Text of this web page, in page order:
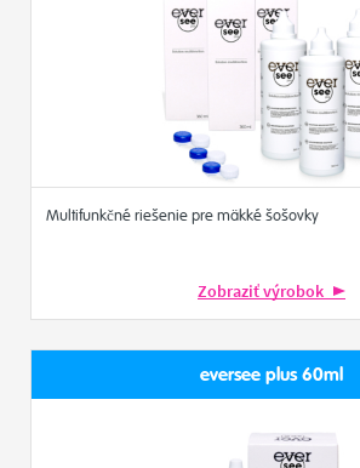
Multifunkčné riešenie pre mäkké šošovky
Zobraziť výrobok
eversee plus 60ml